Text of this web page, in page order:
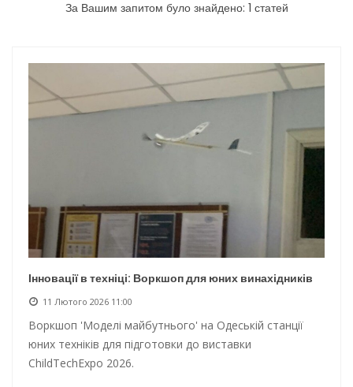
Новини з Зимової школи інсульту в Швейцарії
Нічна атака на Одесу: наслідки обстрілу
Енергетична підтримка для Одеси
За Вашим запитом було знайдено: 1 статей
Інновації в техніці: Воркшоп для юних винахідників
11 Лютого 2026 11:00
Воркшоп 'Моделі майбутнього' на Одеській станції
юних техніків для підготовки до виставки
ChildTechExpo 2026.